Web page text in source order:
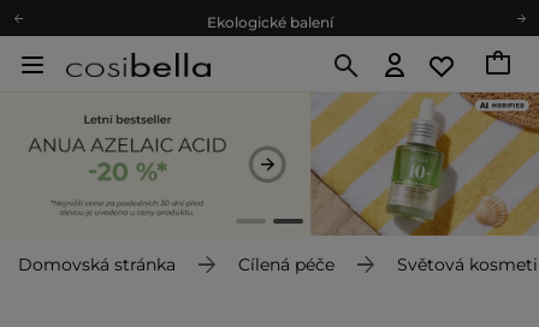
Ekologické balení
Doporučovací Program
Darkové karty
Ekologické balení
Domovská stránka Cílená péče Světová